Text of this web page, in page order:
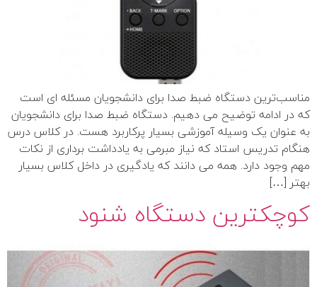
مناسب‌ترین دستگاه ضبط صدا برای دانشجویان مسئله ای است
که در ادامه توضیح می دهیم. دستگاه ضبط صدا برای دانشجویان
به‌ عنوان یک وسیله آموزشی بسیار پرکاربرد هست. در کلاس درس
هنگام تدریس استاد که نیاز مبرمی به یادداشت ­‌برداری از نکات
مهم وجود دارد. همه می دانند که یادگیری در داخل کلاس بسیار
بهتر […]
کوچکترین دستگاه شنود